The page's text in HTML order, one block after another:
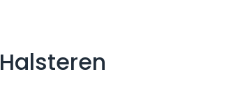
Halsteren